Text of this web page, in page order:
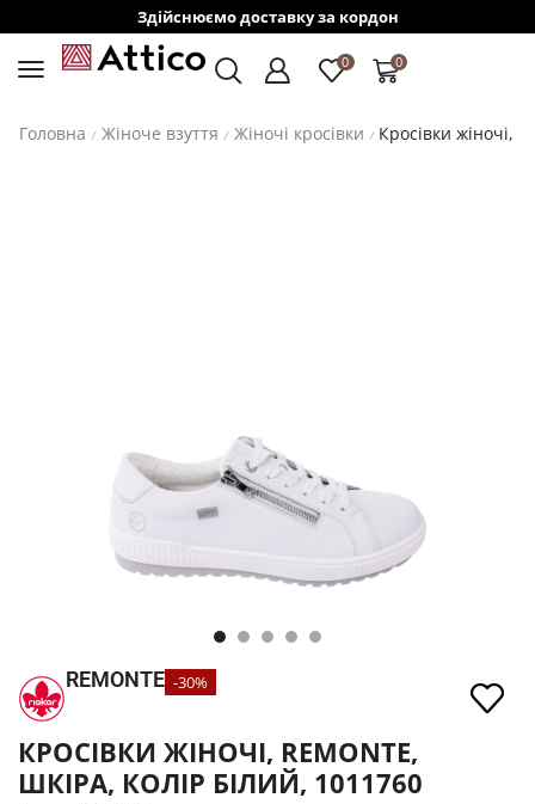
Здійснюємо доставку за кордон
0 0
Головна / Жіноче взуття / Жіночі кросівки / Кросівки жіночі,
REMONTE -30%
КРОСІВКИ ЖІНОЧІ, REMONTE,
ШКІРА, КОЛІР БІЛИЙ, 1011760